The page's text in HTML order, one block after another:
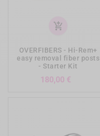
add_shopping_cart
OVERFIBERS - Hi-Rem+
easy removal fiber posts
- Starter Kit
180,00 €